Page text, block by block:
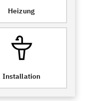
Heizung
Installation